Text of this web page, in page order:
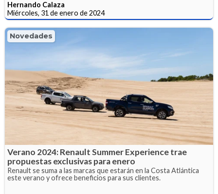
Hernando Calaza
Miércoles, 31 de enero de 2024
Novedades
Verano 2024: Renault Summer Experience trae
propuestas exclusivas para enero
Renault se suma a las marcas que estarán en la Costa Atlántica
este verano y ofrece beneficios para sus clientes.